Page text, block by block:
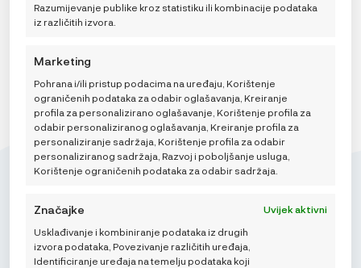
Razumijevanje publike kroz statistiku ili kombinacije podataka
iz različitih izvora.
Marketing
Pohrana i/ili pristup podacima na uređaju, Korištenje
ograničenih podataka za odabir oglašavanja, Kreiranje
profila za personalizirano oglašavanje, Korištenje profila za
odabir personaliziranog oglašavanja, Kreiranje profila za
personaliziranje sadržaja, Korištenje profila za odabir
personaliziranog sadržaja, Razvoj i poboljšanje usluga,
Korištenje ograničenih podataka za odabir sadržaja.
Značajke
Uvijek aktivni
Usklađivanje i kombiniranje podataka iz drugih
izvora podataka, Povezivanje različitih uređaja,
Identificiranje uređaja na temelju podataka koji
Mikroedra d.o.o.
(01) 48 22 132